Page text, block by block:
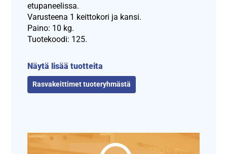
etupaneelissa.
Varusteena 1 keittokori ja kansi.
Paino: 10 kg.
Tuotekoodi: 125.
Näytä lisää tuotteita
Rasvakeittimet tuoteryhmästä